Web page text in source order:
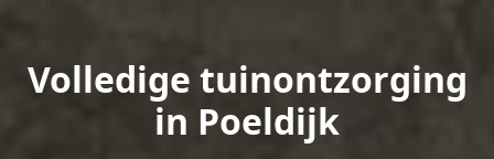
Volledige tuinontzorging
in Poeldijk